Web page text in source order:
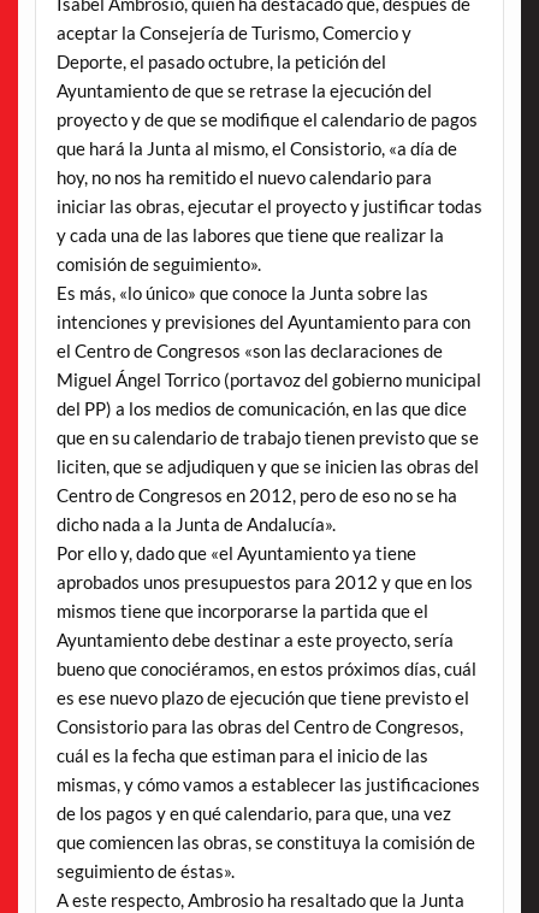
aceptar la Consejería de Turismo, Comercio y
Deporte, el pasado octubre, la petición del
Ayuntamiento de que se retrase la ejecución del
proyecto y de que se modifique el calendario de pagos
que hará la Junta al mismo, el Consistorio, «a día de
hoy, no nos ha remitido el nuevo calendario para
iniciar las obras, ejecutar el proyecto y justificar todas
y cada una de las labores que tiene que realizar la
comisión de seguimiento».
Es más, «lo único» que conoce la Junta sobre las
intenciones y previsiones del Ayuntamiento para con
el Centro de Congresos «son las declaraciones de
Miguel Ángel Torrico (portavoz del gobierno municipal
del PP) a los medios de comunicación, en las que dice
que en su calendario de trabajo tienen previsto que se
liciten, que se adjudiquen y que se inicien las obras del
Centro de Congresos en 2012, pero de eso no se ha
dicho nada a la Junta de Andalucía».
Por ello y, dado que «el Ayuntamiento ya tiene
aprobados unos presupuestos para 2012 y que en los
mismos tiene que incorporarse la partida que el
Ayuntamiento debe destinar a este proyecto, sería
bueno que conociéramos, en estos próximos días, cuál
es ese nuevo plazo de ejecución que tiene previsto el
Consistorio para las obras del Centro de Congresos,
cuál es la fecha que estiman para el inicio de las
mismas, y cómo vamos a establecer las justificaciones
de los pagos y en qué calendario, para que, una vez
que comiencen las obras, se constituya la comisión de
seguimiento de éstas».
A este respecto, Ambrosio ha resaltado que la Junta